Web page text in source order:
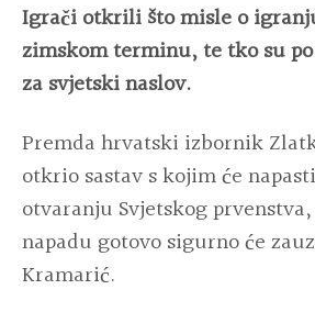
Igrači otkrili što misle o
zimskom terminu, te tko su
za svjetski naslov.
Premda hrvatski izbornik
otkrio sastav s kojim će
otvaranju Svjetskog
napadu gotovo sigurno će
Kramarić.